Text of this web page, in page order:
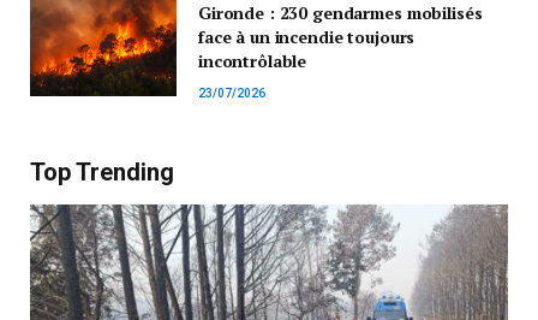
Gironde : 230 gendarmes mobilisés
face à un incendie toujours
incontrôlable
23/07/2026
Top Trending